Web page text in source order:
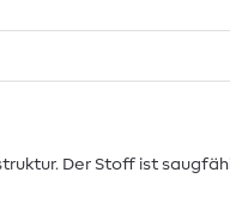
Der Stoff ist